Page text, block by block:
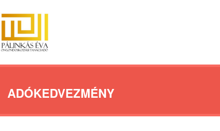
ADÓKEDVEZMÉNY